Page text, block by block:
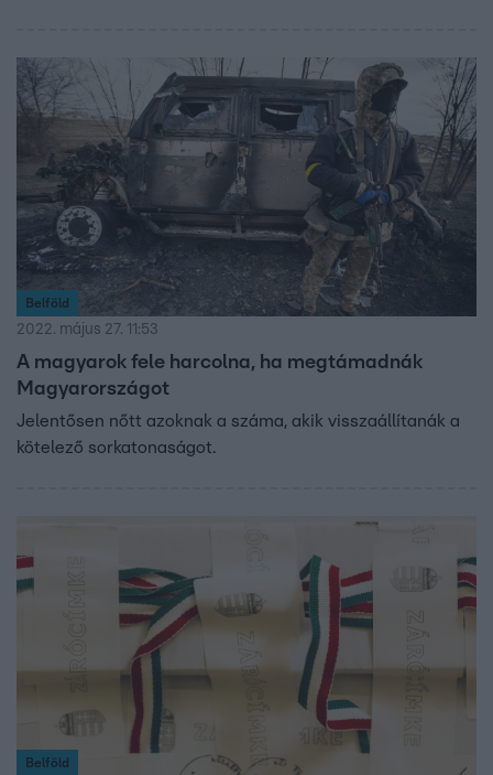
Belföld
2022. május 27. 11:53
A magyarok fele harcolna, ha megtámadnák
Magyarországot
Jelentősen nőtt azoknak a száma, akik visszaállítanák a
kötelező sorkatonaságot.
Belföld